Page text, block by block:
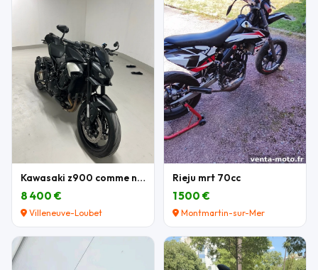
Kawasaki z900 comme neuve
8 400 €
Villeneuve-Loubet
Rieju mrt 70cc
1 500 €
Montmartin-sur-Mer